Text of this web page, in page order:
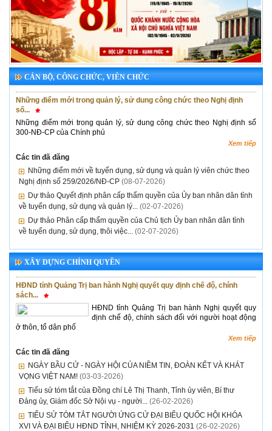
CÁN BỘ, CÔNG CHỨC, VIÊN CHỨC
Những điểm mới trong quản lý, sử dung công chức theo Nghị định
số...
Những điểm mới trong quản lý, sử dung công chức theo Nghị định số
300-NĐ-CP của Chính phủ
Xem tiếp
Các tin đã đăng
Những điểm mới về tuyển dụng, sử dụng và quản lý viên chức theo
Nghị định số 259/2026/NĐ-CP (08-07-2026)
Dự thảo Quyết định phân cấp thẩm quyền của Ủy ban nhân dân tỉnh
về tuyển dụng, sử dụng và quản lý... (02-07-2026)
Dự thảo Phân cấp thẩm quyền của Chủ tịch Ủy ban nhân dân tỉnh
về tuyển dụng, sử dụng, thôi việc... (02-07-2026)
XÂY DỰNG CHÍNH QUYỀN
HĐND tỉnh Quảng Trị ban hành Nghị quyết quy định chế độ, chính
sách...
HĐND tỉnh Quảng Trị ban hành Nghị quyết quy
định chế độ, chính sách đối với người hoạt động
ở thôn, tổ dân phố
Xem tiếp
Các tin đã đăng
NGÀY BẦU CỬ - NGÀY HỘI CỦA NIỀM TIN, ĐOÀN KẾT VÀ KHÁT
VỌNG VIỆT NAM! (03-03-2026)
Tiểu sử tóm tắt của Đồng chí Lê Thị Thanh, Tỉnh ủy viên, Bí thư
Đảng ủy, Giám đốc Sở Nội vụ - người... (26-02-2026)
TIỂU SỬ TÓM TẮT NGƯỜI ỨNG CỬ ĐẠI BIỂU QUỐC HỘI KHÓA
XVI VÀ ĐẠI BIỂU HĐND TỈNH, NHIỆM KỲ 2026-2031 (26-02-2026)